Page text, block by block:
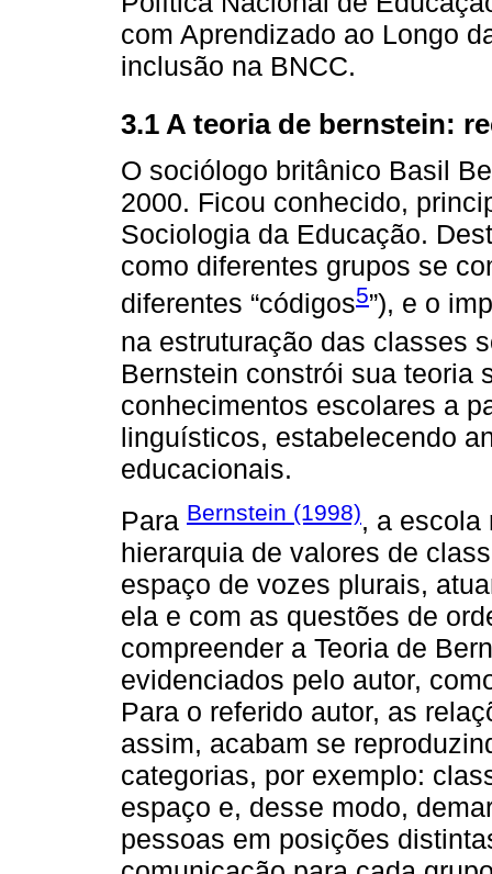
com Aprendizado ao Longo
inclusão na BNCC.
3.1 A teoria de bernstein:
O sociólogo britânico Basil
2000. Ficou conhecido,
Sociologia da Educação.
como diferentes grupos se
diferentes “códigos5”), e o
na estruturação das classes
Bernstein constrói sua teoria
conhecimentos escolares a
linguísticos, estabelecendo
educacionais.
Para Bernstein (1998), a escola
hierarquia de valores de
espaço de vozes plurais,
ela e com as questões de
compreender a Teoria de
evidenciados pelo autor,
Para o referido autor, as
assim, acabam se
categorias, por exemplo:
espaço e, desse modo,
pessoas em posições